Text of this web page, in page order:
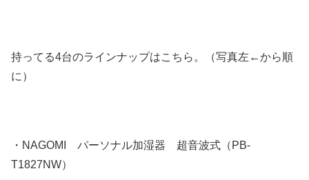
持ってる4台のラインナップはこちら。（写真左←から順
に）
・NAGOMI パーソナル加湿器 超音波式（PB-
T1827NW）